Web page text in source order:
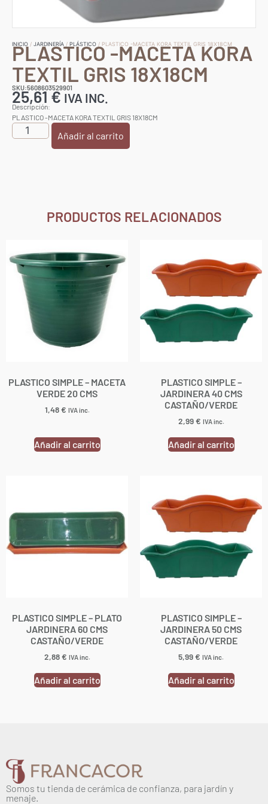
INICIO / JARDINERÍA / PLÁSTICO / PLASTICO -MACETA KORA TEXTIL GRIS 18X18CM
PLASTICO -MACETA KORA
TEXTIL GRIS 18X18CM
SKU:5608603529901
25,61€ IVA INC.
Descripción:
PLASTICO -MACETA KORA TEXTIL GRIS 18X18CM
Añadir al carrito
PRODUCTOS RELACIONADOS
PLASTICO SIMPLE – MACETA
VERDE 20 CMS
1,48€ IVA inc.
Añadir al carrito
PLASTICO SIMPLE –
JARDINERA 40 CMS
CASTAÑO/VERDE
2,99€ IVA inc.
Añadir al carrito
PLASTICO SIMPLE – PLATO
JARDINERA 60 CMS
CASTAÑO/VERDE
2,88€ IVA inc.
Añadir al carrito
PLASTICO SIMPLE –
JARDINERA 50 CMS
CASTAÑO/VERDE
5,99€ IVA inc.
Añadir al carrito
Somos tu tienda de cerámica de confianza, para jardín y
menaje.